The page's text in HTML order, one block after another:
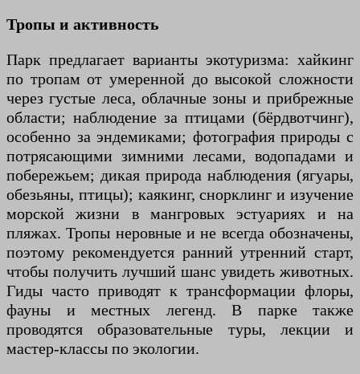
Тропы и активность
Парк предлагает варианты экотуризма: хайкинг
по тропам от умеренной до высокой сложности
через густые леса, облачные зоны и прибрежные
области; наблюдение за птицами (бёрдвотчинг),
особенно за эндемиками; фотография природы с
потрясающими зимними лесами, водопадами и
побережьем; дикая природа наблюдения (ягуары,
обезьяны, птицы); каякинг, снорклинг и изучение
морской жизни в мангровых эстуариях и на
пляжах. Тропы неровные и не всегда обозначены,
поэтому рекомендуется ранний утренний старт,
чтобы получить лучший шанс увидеть животных.
Гиды часто приводят к трансформации флоры,
фауны и местных легенд. В парке также
проводятся образовательные туры, лекции и
мастер-классы по экологии.